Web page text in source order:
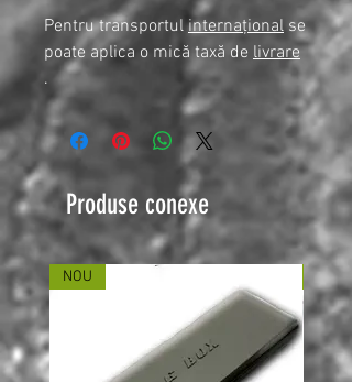
Pentru transportulinternațional se
poate aplica o mică taxă de livrare
.
Produse conexe
NOU NOU